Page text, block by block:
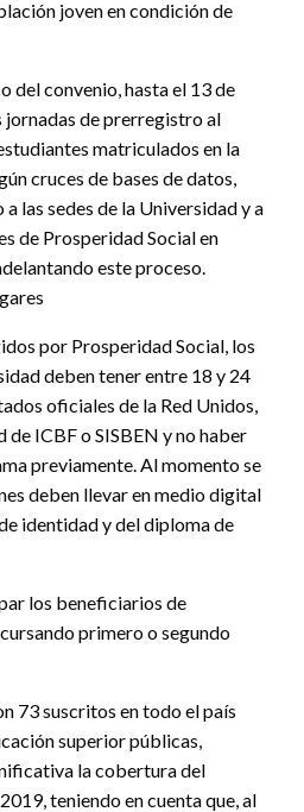
joven en condición de
del convenio, hasta el 13 de
de prerregistro al
matriculados en la
cruces de bases de datos,
las sedes de la Universidad y a
de Prosperidad Social en
este proceso.
por Prosperidad Social, los
deben tener entre 18 y 24
oficiales de la Red Unidos,
ICBF o SISBEN y no haber
previamente. Al momento se
deben llevar en medio digital
identidad y del diploma de
los beneficiarios de
primero o segundo
73 suscritos en todo el país
superior públicas,
la cobertura del
teniendo en cuenta que, al